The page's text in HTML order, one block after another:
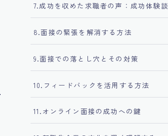
7.成功を収めた求職者の声：成功体験談
8.面接の緊張を解消する方法
9.面接での落とし穴とその対策
10.フィードバックを活用する方法
11.オンライン面接の成功への鍵